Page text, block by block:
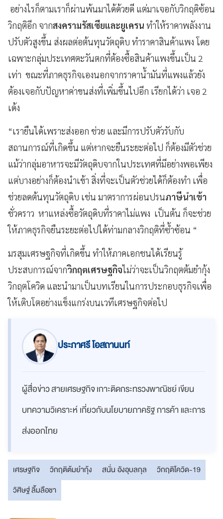
อย่างไรก็ตามเราก็ผ่านพ้นมาได้ด้วยดี แต่มาเจอกับวิกฤติซ้อน
วิกฤติอีก จากสงครามรัสเซียและยูเครน ทำให้ราคาพลังงาน
ปรับตัวสูงขึ้น ส่งผลต่อต้นทุนวัตถุดิบ ทำราคาสินค้าแพง โดย
เฉพาะกลุ่มประเทศตะวันตกที่ต้องซื้อสินค้าแพงขึ้นเป็น 2
เท่า ขณะที่ภาคธุรกิจเองนอกจากราคาน้ำมันที่แพงแล้วยัง
ต้องเจอกับปัญหาค่าขนส่งที่เพิ่มขึ้นไปอีก เรียกได้ว่า เจอ 2
เด้ง
“เรายืนได้เพราะส่งออก ช่วย และมีการปรับตัวรับกับ
สถานการณ์ที่เกิดขึ้น แต่หากจะยืนระยะต่อไป ก็ต้องมีตัวช่วย
แม้ว่ากลุ่มอาหารจะมีวัตถุดิบจากในประเทศที่มีอย่างพอเพียง
แต่บางอย่างก็ต้องนำเข้า สิ่งที่จะเป็นตัวช่วยได้ก็ต้องทำ เพื่อ
ช่วยลดต้นทุนวัตถุดิบ เช่น มาตราการผ่อนปรนภาษีนำเข้า
ชั่วคราว หาแหล่งซื้อวัตถุดิบที่ราคาไม่แพง เป็นต้น ก็จะช่วย
ให้ภาคธุรกิจยืนระยะต่อไปได้ท่ามกลางวิกฤติที่ซ้ำซ้อน “
มรสุมเศรษฐกิจที่เกิดขึ้น ทำให้ภาคเอกชนได้เรียนรู้
ประสบการณ์จากวิกฤตเศรษฐกิจไม่ว่าจะเป็นวิกฤตต้มยำกุ้ง
วิกฤตโควิด และนำมาเป็นบทเรียนในการประกอบธุรกิจเพื่อ
ให้เติบโตอย่างแข็งแกร่งบนเวทีเศรษฐกิจต่อไป
ประภาศรี โอสถานนท์
ผู้สื่อข่าว สายเศรษฐกิจ เกาะติดกระทรวงพาณิชย์ เขียน
บทความวิเคราะห์ เกี่ยวกับนโยบายภาครัฐ การค้า และการ
ส่งออกไทย
เศรษฐกิจ วิกฤติต้มยำกุ้ง สนั่น อังอุบลกุล
วิกฤติโควิด-19
วิศิษฐ์ ลิ้มลือชา